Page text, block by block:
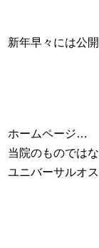
新年早々には公
ホームページ…
当院のものではな
ユニバーサルオ